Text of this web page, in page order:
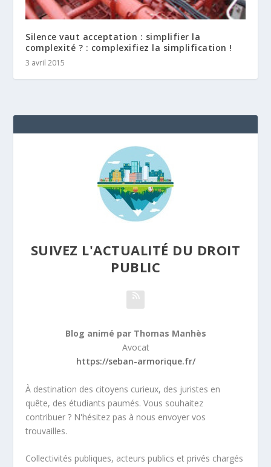
Silence vaut acceptation : simplifier la
complexité ? : complexifiez la simplification !
3 avril 2015
SUIVEZ L'ACTUALITÉ DU DROIT
PUBLIC
Blog animé par Thomas Manhès
Avocat
https://seban-armorique.fr/
À destination des citoyens curieux, des juristes en
quête, des étudiants paumés. Vous souhaitez
contribuer ? N'hésitez pas à nous envoyer vos
trouvailles.
Collectivités publiques, acteurs publics et privés chargés